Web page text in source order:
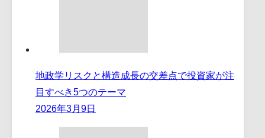
地政学リスクと構造成長の交差点で投資家が注
目すべき5つのテーマ
2026年3月9日